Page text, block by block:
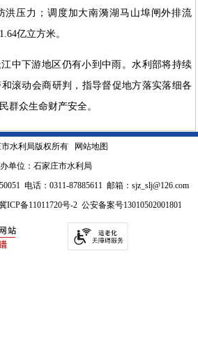
洪压力；调度加大南漪湖马山埠闸外排流
亿立方米。
中下游地区仍有小到中雨。水利部将持续
滚动会商研判，指导督促地方落实落细各
群众生命财产安全。
水利局版权所有
网站地图
单位：石家庄市水利局
电话：0311-87885611 邮箱：sjz_slj@126.com
ICP备11011720号-2公安备案号13010502001801